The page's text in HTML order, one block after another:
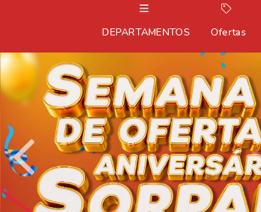
DEPARTAMENTOS Ofertas